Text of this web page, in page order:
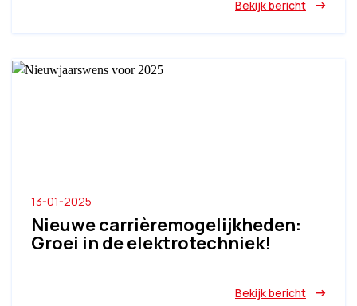
Bekijk bericht
13-01-2025
Nieuwe carrièremogelijkheden:
Groei in de elektrotechniek!
Bekijk bericht